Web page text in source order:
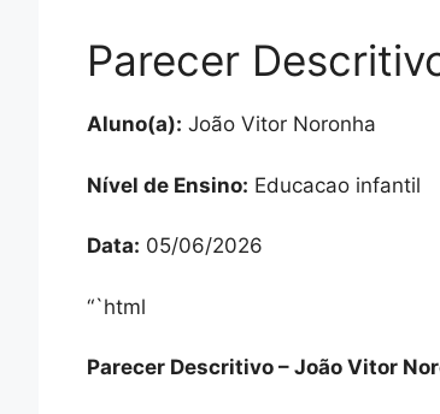
Parecer
Aluno(a): João Vitor Noronha
Nível de Ensino: Educacao infantil
Data: 05/06/2026
“`html
Parecer Descritivo – João Vitor